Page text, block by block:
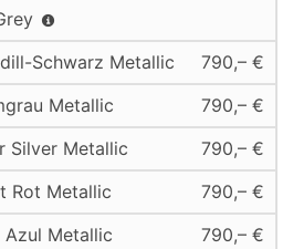
Schwarz Metallic 790,– €
Metallic 790,– €
Silver Metallic 790,– €
Rot Metallic 790,– €
Azul Metallic 790,– €